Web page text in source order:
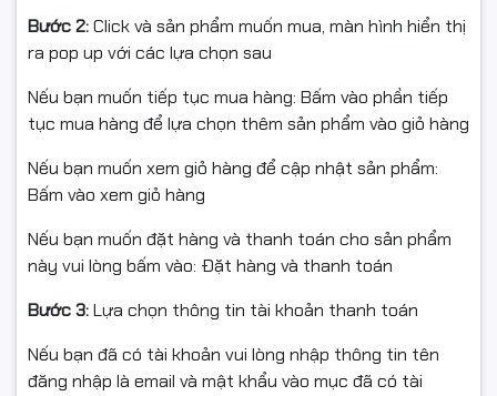
Bước 2:Click và sản phẩm muốn mua, màn hình hiển thị
ra pop up với các lựa chọn sau
Nếu bạn muốn tiếp tục mua hàng: Bấm vào phần tiếp
tục mua hàng để lựa chọn thêm sản phẩm vào giỏ hàng
Nếu bạn muốn xem giỏ hàng để cập nhật sản phẩm:
Bấm vào xem giỏ hàng
Nếu bạn muốn đặt hàng và thanh toán cho sản phẩm
này vui lòng bấm vào: Đặt hàng và thanh toán
Bước 3:Lựa chọn thông tin tài khoản thanh toán
Nếu bạn đã có tài khoản vui lòng nhập thông tin tên
đăng nhập là email và mật khẩu vào mục đã có tài